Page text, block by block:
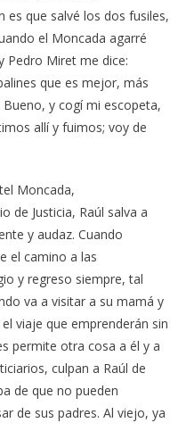
es que salvé los dos fusiles,
el Moncada agarré
Pedro Miret me dice:
que es mejor, más
Bueno, y cogí mi escopeta,
allí y fuimos; voy de
Moncada,
de Justicia, Raúl salva a
y audaz. Cuando
el camino a las
y regreso siempre, tal
va a visitar a su mamá y
viaje que emprenderán sin
permite otra cosa a él y a
culpan a Raúl de
de que no pueden
de sus padres. Al viejo, ya